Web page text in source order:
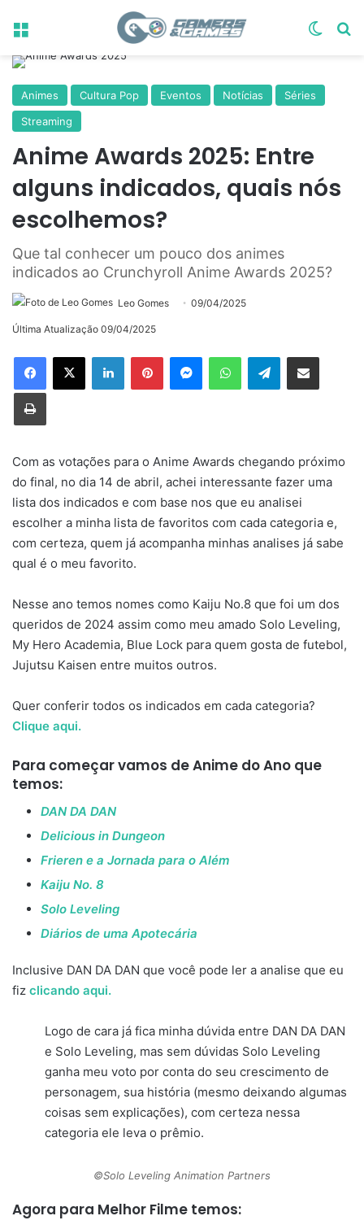
Menu
Animes Cultura Pop Eventos Notícias
Séries
Streaming
Anime Awards 2025: Entre
alguns indicados, quais nós
escolhemos?
Que tal conhecer um pouco dos animes
indicados ao Crunchyroll Anime Awards 2025?
Leo Gomes 09/04/2025
Última Atualização 09/04/2025
LinkedinPinterestMessengerWhatsAppTelegramCompartilhar via e-mail
Imprimir
Com as votações para o Anime Awards chegando próximo
do final, no dia 14 de abril, achei interessante fazer uma
lista dos indicados e com base nos que eu analisei
escolher a minha lista de favoritos com cada categoria e,
com certeza, quem já acompanha minhas analises já sabe
qual é o meu favorito.
Nesse ano temos nomes como Kaiju No.8 que foi um dos
queridos de 2024 assim como meu amado Solo Leveling,
My Hero Academia, Blue Lock para quem gosta de futebol,
Jujutsu Kaisen entre muitos outros.
Quer conferir todos os indicados em cada categoria?
Clique aqui.
Para começar vamos deAnime do Ano que
temos:
DAN DA DAN
Delicious in Dungeon
Frieren e a Jornada para o Além
Kaiju No. 8
Solo Leveling
Diários de uma Apotecária
Inclusive DAN DA DAN que você pode ler a analise que eu
fiz clicando aqui.
Logo de cara já fica minha dúvida entre DAN DA DAN
e Solo Leveling, mas sem dúvidas Solo Leveling
ganha meu voto por conta do seu crescimento de
personagem, sua história (mesmo deixando algumas
coisas sem explicações), com certeza nessa
categoria ele leva o prêmio.
©Solo Leveling Animation Partners
Agora para Melhor Filme temos: